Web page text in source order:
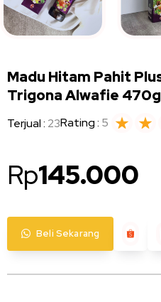
Madu Hitam Pahit
Trigona Alwafie
Terjual : 23Rating : 5
Rp145.000
Beli Sekarang